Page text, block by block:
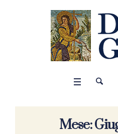
Mese: